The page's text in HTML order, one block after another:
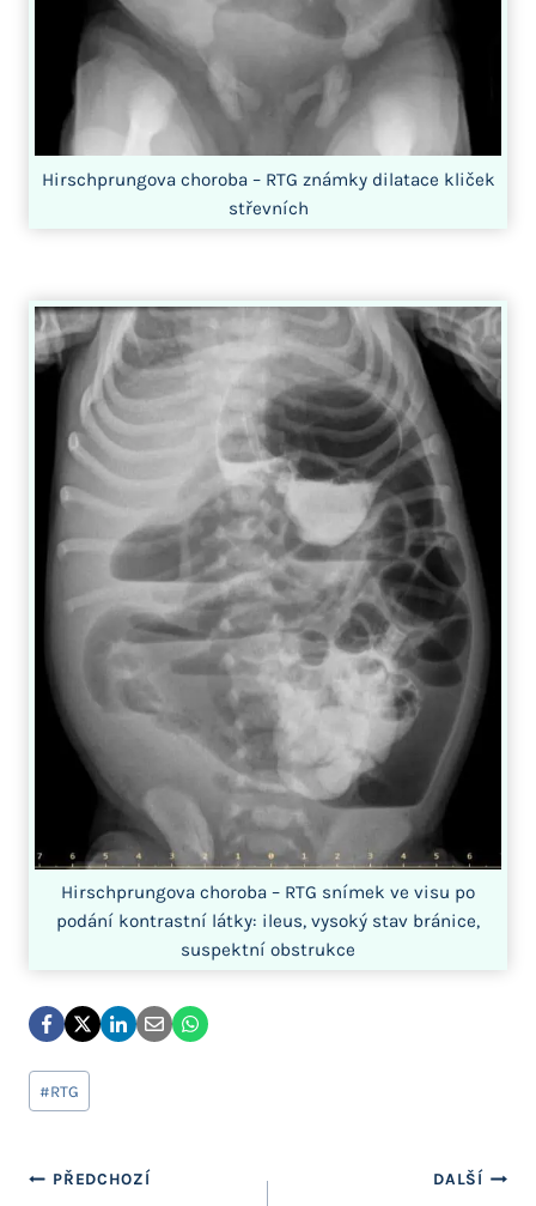
Hirschprungova choroba – RTG známky dilatace kliček
střevních
Hirschprungova choroba – RTG snímek ve visu po
podání kontrastní látky: ileus, vysoký stav bránice,
suspektní obstrukce
Štítky
příspěvků:
#RTG
Navigace
PŘEDCHOZÍ DALŠÍ